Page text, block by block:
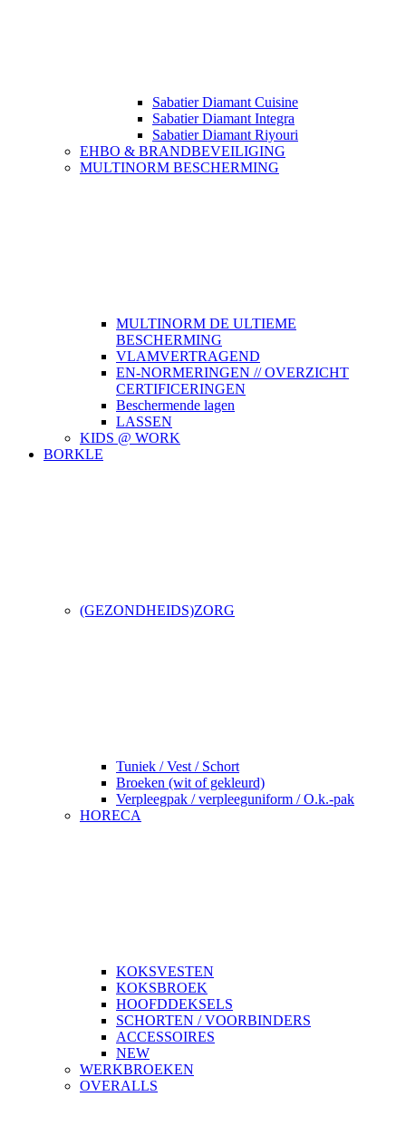
Sabatier Diamant Cuisine
Sabatier Diamant Integra
Sabatier Diamant Riyouri
EHBO & BRANDBEVEILIGING
MULTINORM BESCHERMING
MULTINORM DE ULTIEME
BESCHERMING
VLAMVERTRAGEND
EN-NORMERINGEN // OVERZICHT
CERTIFICERINGEN
Beschermende lagen
LASSEN
KIDS @ WORK
BORKLE
(GEZONDHEIDS)ZORG
Tuniek / Vest / Schort
Broeken (wit of gekleurd)
Verpleegpak / verpleeguniform / O.k.-pak
HORECA
KOKSVESTEN
KOKSBROEK
HOOFDDEKSELS
SCHORTEN / VOORBINDERS
ACCESSOIRES
NEW
WERKBROEKEN
OVERALLS